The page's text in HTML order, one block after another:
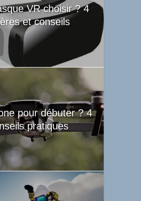
VR choisir ? 4
et conseils
pour débuter ? 4
pratiques